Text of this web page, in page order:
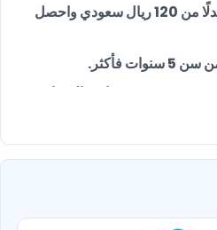
ادفع 68 ريال سعودي بدلًا من 120 ريال سعودي واحصل
فأكثر.
تصلح التذكرة للاستخدام حتى 3 شهور من تاريخ الشراء
أي وقت طوال اليوم.
زون قبل الدخول حفاظًا على
- احجز الآن!